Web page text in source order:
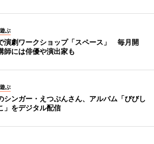
ぶ
演劇ワークショップ「スペース」 毎月開
師には俳優や演出家も
ぶ
シンガー・えつぷんさん、アルバム「びびし
」をデジタル配信